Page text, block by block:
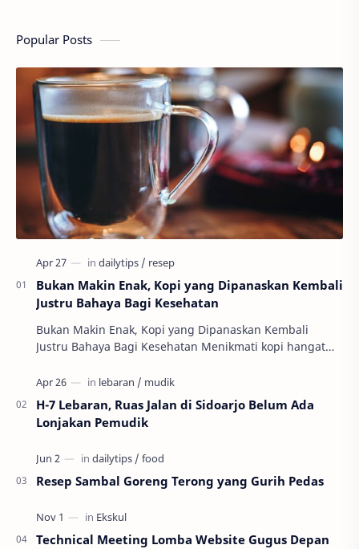
Popular Posts
Bukan Makin Enak, Kopi yang Dipanaskan Kembali
Justru Bahaya Bagi Kesehatan
Bukan Makin Enak, Kopi yang Dipanaskan Kembali
Justru Bahaya Bagi Kesehatan Menikmati kopi hangat
H-7 Lebaran, Ruas Jalan di Sidoarjo Belum Ada
Lonjakan Pemudik
Resep Sambal Goreng Terong yang Gurih Pedas
Technical Meeting Lomba Website Gugus Depan